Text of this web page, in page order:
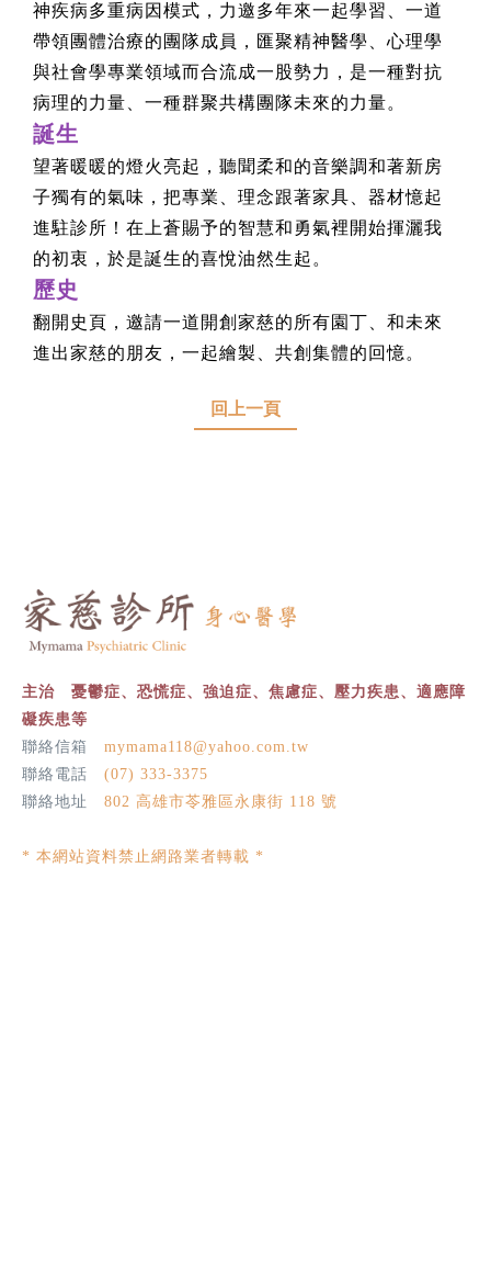
神疾病多重病因模式，力邀多年來一起學習、一道
帶領團體治療的團隊成員，匯聚精神醫學、心理學
與社會學專業領域而合流成一股勢力，是一種對抗
病理的力量、一種群聚共構團隊未來的力量。
誕生
望著暖暖的燈火亮起，聽聞柔和的音樂調和著新房
子獨有的氣味，把專業、理念跟著家具、器材憶起
進駐診所！在上蒼賜予的智慧和勇氣裡開始揮灑我
的初衷，於是誕生的喜悅油然生起。
歷史
翻開史頁，邀請一道開創家慈的所有園丁、和未來
進出家慈的朋友，一起繪製、共創集體的回憶。
回上一頁
主治 憂鬱症、恐慌症、強迫症、焦慮症、壓力疾患、適應障
礙疾患等
聯絡信箱 mymama118@yahoo.com.tw
聯絡電話 (07) 333-3375
聯絡地址 802 高雄市苓雅區永康街 118 號
* 本網站資料禁止網路業者轉載 *